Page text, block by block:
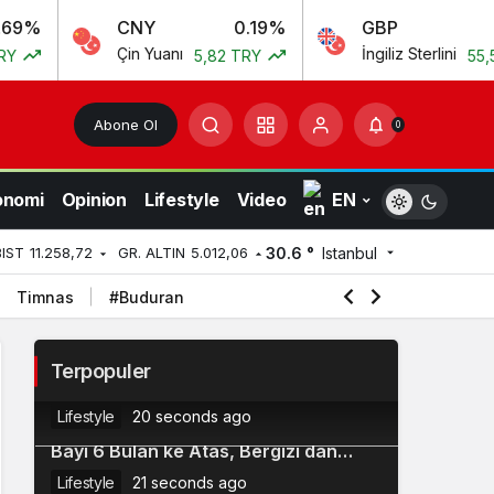
CNY
Çin Yuanı 5,82 TRY
GBP
İngiliz Sterlini 55,54 TRY
Abone Ol 0
Opinion Lifestyle Video EN
11.258,72 GR. ALTIN 5.012,06 30.6 ° Istanbul
Timnas #Buduran
Terpopuler
Nick Jonas Spill DM Pertama ke
Priyanka Chopra
Lifestyle 20 seconds ago
2
7 Resep MPASI Ikan Kembung untuk
Bayi 6 Bulan ke Atas, Bergizi dan
Mudah Dibuat
Lifestyle 21 seconds ago
3